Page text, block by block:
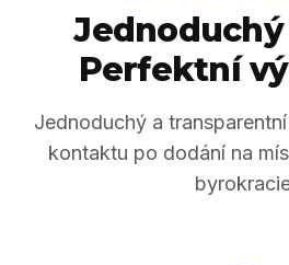
Perfektní
Jednoduchý a
kontaktu po dodání na